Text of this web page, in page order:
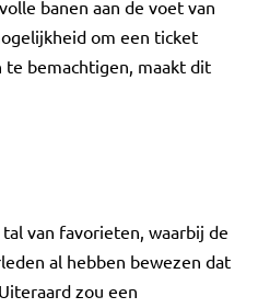
banen aan de voet van
om een ticket
te bemachtigen, maakt dit
van favorieten, waarbij de
al hebben bewezen dat
zou een